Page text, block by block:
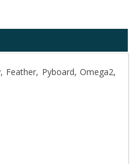
Pyboard, Omega2,